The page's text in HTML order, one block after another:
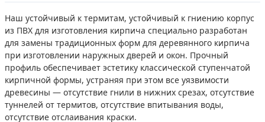
Наш устойчивый к термитам, устойчивый к гниению корпус
из ПВХ для изготовления кирпича специально разработан
для замены традиционных форм для деревянного кирпича
при изготовлении наружных дверей и окон. Прочный
профиль обеспечивает эстетику классической ступенчатой ​​
кирпичной формы, устраняя при этом все уязвимости
древесины — отсутствие гнили в нижних срезах, отсутствие
туннелей от термитов, отсутствие впитывания воды,
отсутствие отслаивания краски.